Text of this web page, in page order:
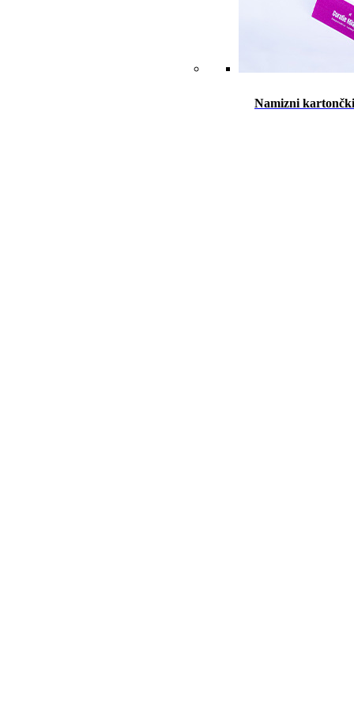
Namizni kartončki